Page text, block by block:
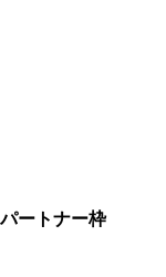
パートナー枠